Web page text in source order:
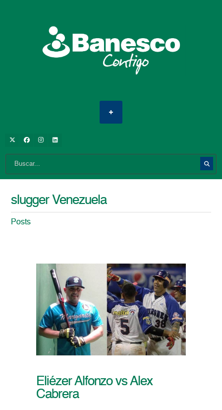
slugger Venezuela
Posts
Eliézer Alfonzo vs Alex
Cabrera